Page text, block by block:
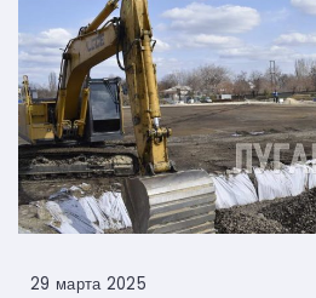
29 марта 2025